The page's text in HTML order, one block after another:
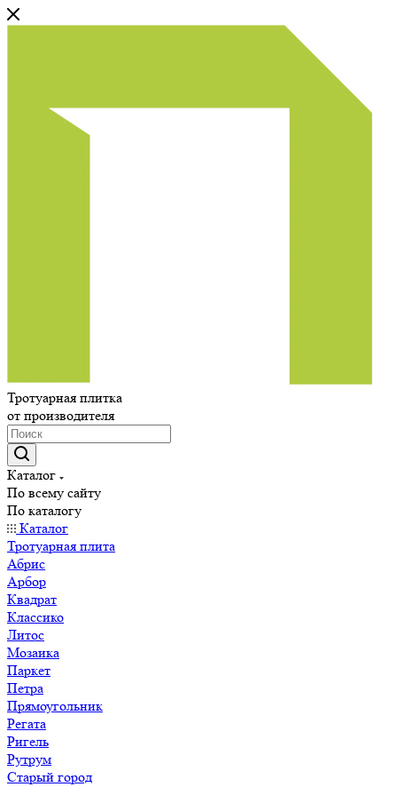
Тротуарная плитка
от производителя
Каталог
По всему сайту
По каталогу
Каталог
Тротуарная плита
Абрис
Арбор
Квадрат
Классико
Литос
Мозаика
Паркет
Петра
Прямоугольник
Регата
Ригель
Рутрум
Старый город